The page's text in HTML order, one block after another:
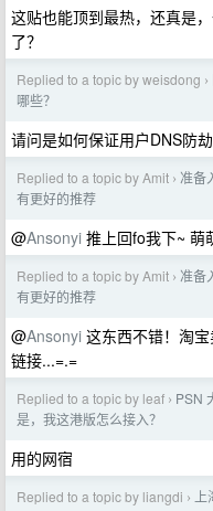
这贴也能顶到最热，还真是
了？
Replied to a topic by weisdong ›
哪些？
请问是如何保证用户DNS防劫
Replied to a topic by Amit › 准备
有更好的推荐
@Ansonyi 推上回fo我下~ 萌
Replied to a topic by Amit › 准备
有更好的推荐
@Ansonyi 这东西不错！淘
链接...=.=
Replied to a topic by leaf › PSN
是，我这港版怎么接入？
用的网宿
Replied to a topic by liangdi ›